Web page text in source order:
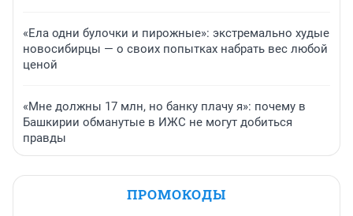
«Ела одни булочки и пирожные»: экстремально худые
новосибирцы — о своих попытках набрать вес любой
ценой
«Мне должны 17 млн, но банку плачу я»: почему в
Башкирии обманутые в ИЖС не могут добиться
правды
ПРОМОКОДЫ